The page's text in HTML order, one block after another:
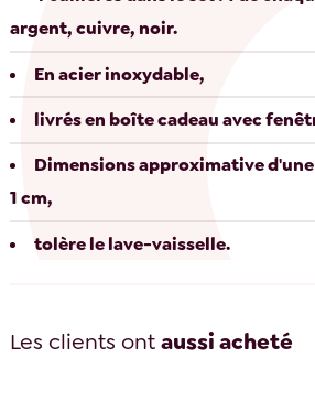
argent, cuivre, noir.
En acier inoxydable,
livrés en boîte cadeau avec
Dimensions approximative d'une
1 cm,
tolère le lave-vaisselle.
Les clients ontaussi acheté